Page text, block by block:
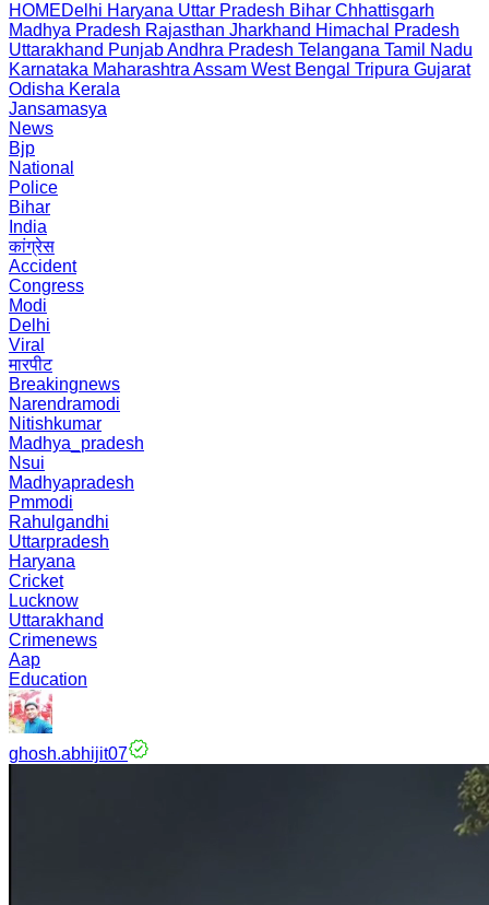
HOMEDelhi Haryana Uttar Pradesh Bihar Chhattisgarh
Madhya Pradesh Rajasthan Jharkhand Himachal Pradesh
Uttarakhand PunjabAndhra Pradesh Telangana Tamil Nadu
Karnataka Maharashtra Assam West Bengal Tripura Gujarat
Odisha Kerala
Jansamasya
News
Bjp
National
Police
Bihar
India
कांग्रेस
Accident
Congress
Modi
Delhi
Viral
मारपीट
Breakingnews
Narendramodi
Nitishkumar
Madhya_pradesh
Nsui
Madhyapradesh
Pmmodi
Rahulgandhi
Uttarpradesh
Haryana
Cricket
Lucknow
Uttarakhand
Crimenews
Aap
Education
ghosh.abhijit07